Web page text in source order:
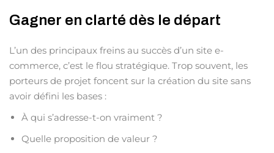
Gagner en clarté dès le départ
L’un des principaux freins au succès d’un site e-
commerce, c’est le flou stratégique. Trop souvent, les
porteurs de projet foncent sur la création du site sans
avoir défini les bases :
À qui s’adresse-t-on vraiment ?
Quelle proposition de valeur ?